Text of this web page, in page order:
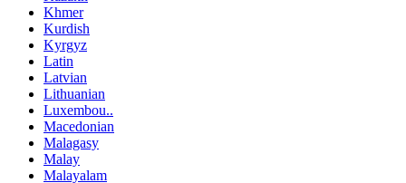
Khmer
Kurdish
Kyrgyz
Latin
Latvian
Lithuanian
Luxembou..
Macedonian
Malagasy
Malay
Malayalam